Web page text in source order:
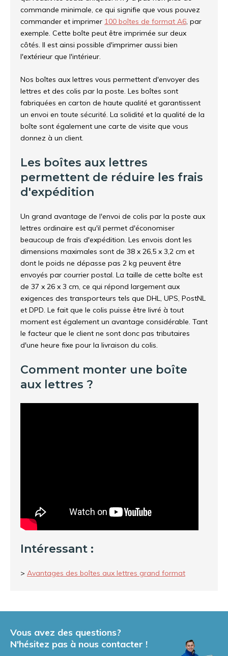
commande minimale, ce qui signifie que vous pouvez
commander et imprimer 100 boîtes de format A6, par
exemple. Cette boîte peut être imprimée sur deux
côtés. Il est ainsi possible d'imprimer aussi bien
l'extérieur que l'intérieur.
Nos boîtes aux lettres vous permettent d'envoyer des
lettres et des colis par la poste. Les boîtes sont
fabriquées en carton de haute qualité et garantissent
un envoi en toute sécurité. La solidité et la qualité de la
boîte sont également une carte de visite que vous
donnez à un client.
Les boîtes aux lettres
permettent de réduire les frais
d'expédition
Un grand avantage de l'envoi de colis par la poste aux
lettres ordinaire est qu'il permet d'économiser
beaucoup de frais d'expédition. Les envois dont les
dimensions maximales sont de 38 x 26,5 x 3,2 cm et
dont le poids ne dépasse pas 2 kg peuvent être
envoyés par courrier postal. La taille de cette boîte est
de 37 x 26 x 3 cm, ce qui répond largement aux
exigences des transporteurs tels que DHL, UPS, PostNL
et DPD. Le fait que le colis puisse être livré à tout
moment est également un avantage considérable. Tant
le facteur que le client ne sont donc pas tributaires
d'une heure fixe pour la livraison du colis.
Comment monter une boîte
aux lettres ?
Intéressant :
> Avantages des boîtes aux lettres grand format
Vous avez des questions?
N'hésitez pas à nous contacter !